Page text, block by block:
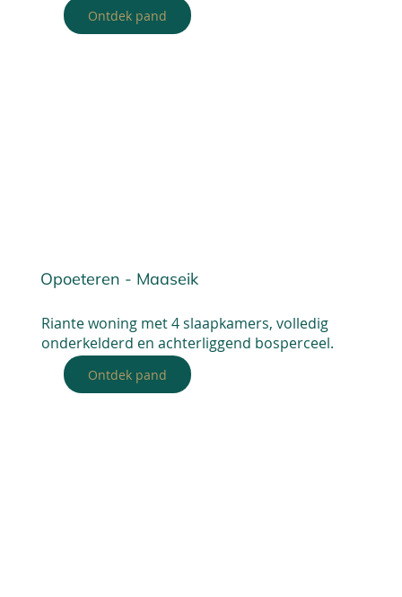
Ontdek pand
Opoeteren - Maaseik
Riante woning met 4 slaapkamers, volledig
onderkelderd en achterliggend bosperceel.
Ontdek pand